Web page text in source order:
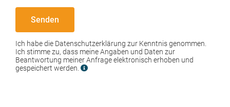
Senden
Ich habe die Datenschutzerklärung zur Kenntnis genommen.
Ich stimme zu, dass meine Angaben und Daten zur
Beantwortung meiner Anfrage elektronisch erhoben und
gespeichert werden.